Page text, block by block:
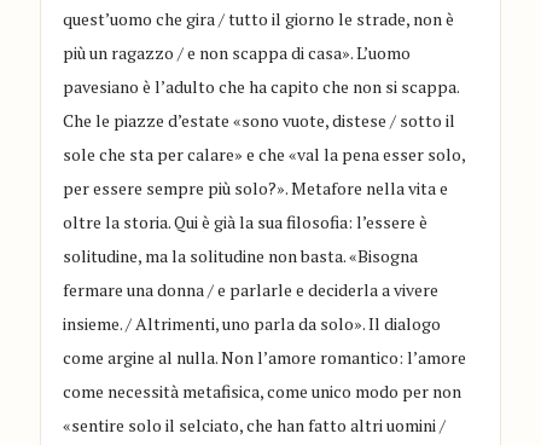
quest’uomo che gira / tutto il giorno le strade, non è
più un ragazzo / e non scappa di casa». L’uomo
pavesiano è l’adulto che ha capito che non si scappa.
Che le piazze d’estate «sono vuote, distese / sotto il
sole che sta per calare» e che «val la pena esser solo,
per essere sempre più solo?». Metafore nella vita e
oltre la storia. Qui è già la sua filosofia: l’essere è
solitudine, ma la solitudine non basta. «Bisogna
fermare una donna / e parlarle e deciderla a vivere
insieme. / Altrimenti, uno parla da solo». Il dialogo
come argine al nulla. Non l’amore romantico: l’amore
come necessità metafisica, come unico modo per non
«sentire solo il selciato, che han fatto altri uomini /